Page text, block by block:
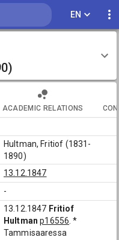
EN
ACADEMIC RELATIONS
Hultman, Fritiof (1831-
1890)
13.12.1847
-
13.12.1847 Fritiof
Hultman p16556 . *
Tammisaaressa